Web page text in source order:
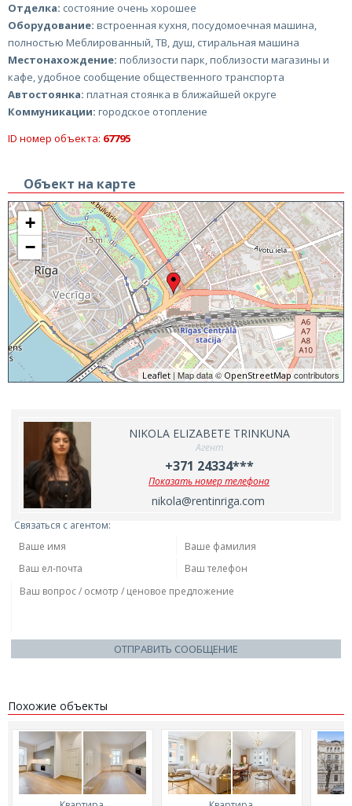
Отделка: состояние очень хорошее
Оборудование: встроенная кухня, посудомоечная машина,
полностью Меблированный, ТВ, душ, стиральная машина
Местонахождение: поблизости парк, поблизости магазины и
кафе, удобное сообщение общественного транспорта
Автостоянка: платная стоянка в ближайшей округе
Коммуникации: городское отопление
ID номер объекта: 67795
Объект на карте
+
−
Leaflet | Map data ©OpenStreetMapcontributors
NIKOLA ELIZABETE TRINKUNA
Агент
+371 24334***
Показать номер телефона
nikola@rentinriga.com
Связаться с агентом:
ОТПРАВИТЬ СООБЩЕНИЕ
Похожие объекты